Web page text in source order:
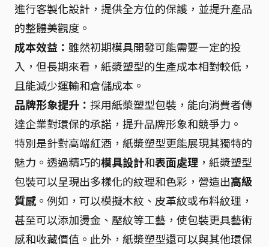
進行客製化設計，提供全方位的保護，並提升產品
的整體美觀度。
成本效益： 雖然初期模具開發可能需要一定的投
入，但長期來看，紙漿塑型的生產成本相對較低，
且能減少運輸和倉儲成本。
品牌形象提升： 採用紙漿塑型包裝，能向消費者傳
達企業對環保的承諾，提升品牌形象和競爭力。
特別是針對高端紅酒，紙漿塑型更能展現其獨特的
魅力。透過精巧的模具設計和表面處理 ，紙漿塑型
包裝可以呈現出多樣化的紋理和色彩，營造出高級
質感。例如，可以模擬木紋、皮革紋或布料紋理，
甚至可以添加燙金、壓紋等工藝，使包裝更具藝術
感和收藏價值。此外，紙漿塑型還可以與其他環保